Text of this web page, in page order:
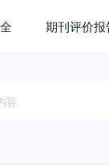
期刊评价报